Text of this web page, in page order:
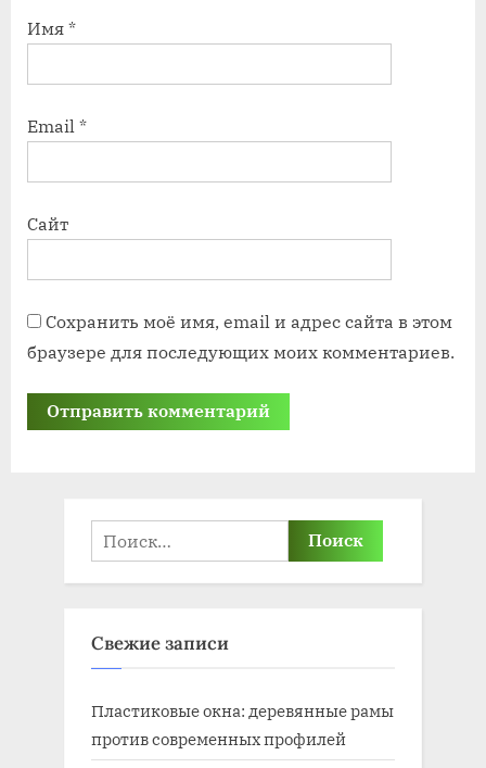
Имя *
Email *
Сайт
Сохранить моё имя, email и адрес сайта в этом
браузере для последующих моих комментариев.
Найти:
Свежие записи
Пластиковые окна: деревянные рамы
против современных профилей